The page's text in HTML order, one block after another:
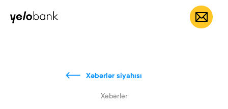
Fərdi Biznes AZ
Xəbərlər siyahısı
Xəbərlər